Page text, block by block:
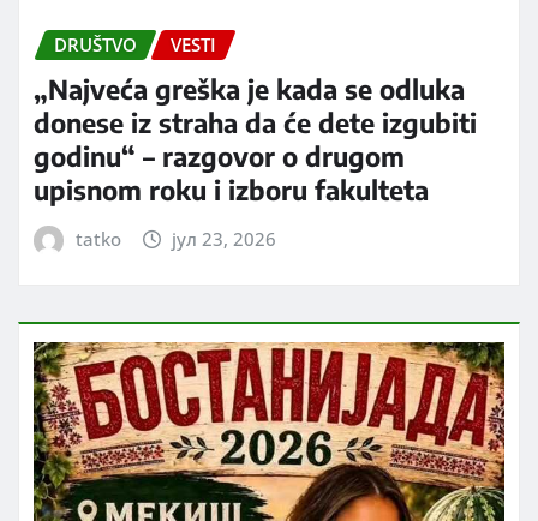
DRUŠTVO VESTI
„Najveća greška je kada se odluka
donese iz straha da će dete izgubiti
godinu“ – razgovor o drugom
upisnom roku i izboru fakulteta
tatko јул 23, 2026